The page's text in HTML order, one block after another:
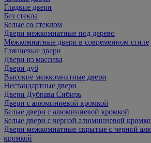
Гладкие двери
Без стекла
Белые со стеклом
Двери межкомнатные под дерево
Межкомнатные двери в современном стиле
Глянцевые двери
Двери из массива
Двери дуб
Высокие межкомнатные двери
Нестандартные двери
Двери Дубрава Сибирь
Двери с алюминиевой кромкой
Белые двери с алюминиевой кромкой
Белые двери с черной алюминиевой
Двери межкомнатные скрытые с черной
кромкой